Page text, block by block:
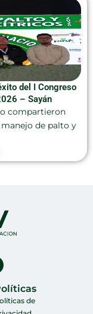
del I Congreso
– Sayán
compartieron
de palto y
de